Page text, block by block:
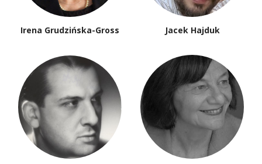
Irena Grudzińska-Gross Jacek Hajduk